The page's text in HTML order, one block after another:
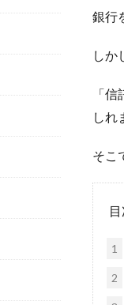
銀行
しか
「
しれ
そこ
1
2